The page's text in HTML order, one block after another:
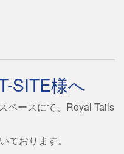
SITE様へ
ペースにて、Royal Tails
ております。